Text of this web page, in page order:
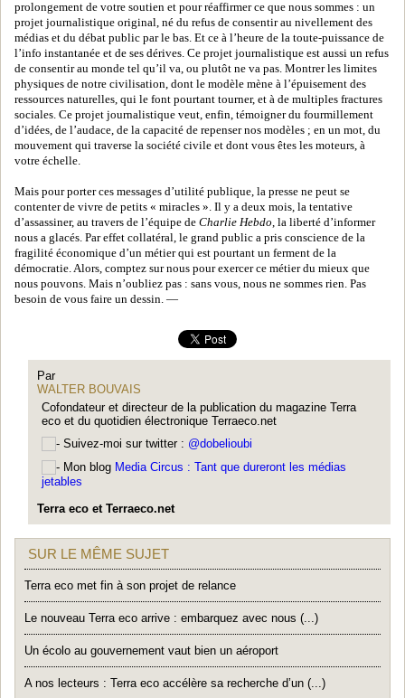
prolongement de votre soutien et pour réaffirmer ce que nous sommes : un
projet journalistique original, né du refus de consentir au nivellement des
médias et du débat public par le bas. Et ce à l’heure de la toute-puissance de
l’info instantanée et de ses dérives. Ce projet journalistique est aussi un refus
de consentir au monde tel qu’il va, ou plutôt ne va pas. Montrer les limites
physiques de notre civilisation, dont le modèle mène à l’épuisement des
ressources naturelles, qui le font pourtant tourner, et à de multiples fractures
sociales. Ce projet journalistique veut, enfin, témoigner du fourmillement
d’idées, de l’audace, de la capacité de repenser nos modèles ; en un mot, du
mouvement qui traverse la société civile et dont vous êtes les moteurs, à
votre échelle.
Mais pour porter ces messages d’utilité publique, la presse ne peut se
contenter de vivre de petits « miracles ». Il y a deux mois, la tentative
d’assassiner, au travers de l’équipe de Charlie Hebdo, la liberté d’informer
nous a glacés. Par effet collatéral, le grand public a pris conscience de la
fragilité économique d’un métier qui est pourtant un ferment de la
démocratie. Alors, comptez sur nous pour exercer ce métier du mieux que
nous pouvons. Mais n’oubliez pas : sans vous, nous ne sommes rien. Pas
besoin de vous faire un dessin. —
Par
WALTER BOUVAIS
Cofondateur et directeur de la publication du magazine Terra
eco et du quotidien électronique Terraeco.net
Suivez-moi sur twitter : @dobelioubi
Mon blog Media Circus : Tant que dureront les médias
jetables
Terra eco et Terraeco.net
SUR LE MÊME SUJET
Terra eco met fin à son projet de relance
Le nouveau Terra eco arrive : embarquez avec nous (...)
Un écolo au gouvernement vaut bien un aéroport
A nos lecteurs : Terra eco accélère sa recherche d’un (...)